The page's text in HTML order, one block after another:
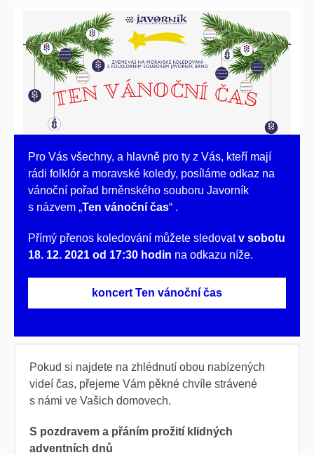
Pro Vás všechny, a hlavně pro ty z Vás, kteří mají
rádi folklór a moravské koledy, posíláme odkaz na
vánoční pořad brněnského souboru Javorník
s názvem „Ten vánoční čas“ .
Přímý přenos koledování můžete sledovatv sobotu
18. 12. 2021 od 17:30 hodin na odkazu níže.
koncert Ten vánoční čas
Pokud si najdete na zhlédnutí obou nabízených
videí čas, přejeme Vám pěkné chvíle strávené
s námi ve Vašich domovech.
S pozdravem a přáním prožití klidných
adventních dnů